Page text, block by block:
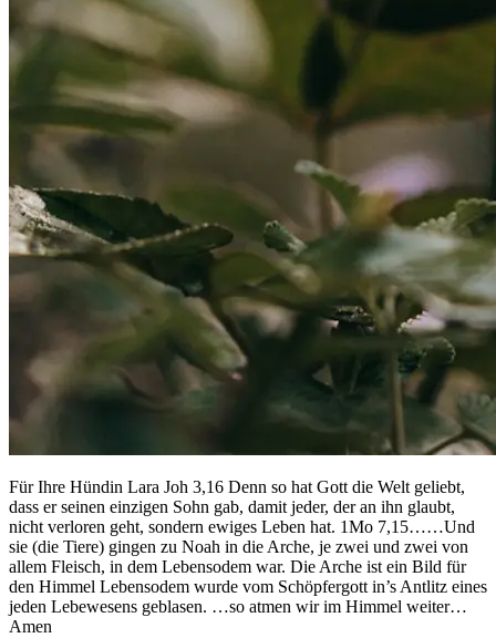
Für Ihre Hündin Lara Joh 3,16 Denn so hat Gott die Welt geliebt,
dass er seinen einzigen Sohn gab, damit jeder, der an ihn glaubt,
nicht verloren geht, sondern ewiges Leben hat. 1Mo 7,15……Und
sie (die Tiere) gingen zu Noah in die Arche, je zwei und zwei von
allem Fleisch, in dem Lebensodem war. Die Arche ist ein Bild für
den Himmel Lebensodem wurde vom Schöpfergott in’s Antlitz eines
jeden Lebewesens geblasen. …so atmen wir im Himmel weiter…
Amen